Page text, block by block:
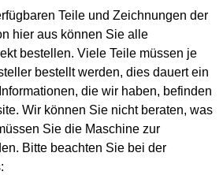
Teile und Zeichnungen der
hier aus können Sie alle
bestellen. Viele Teile müssen je
bestellt werden, dies dauert ein
die wir haben, befinden
Wir können Sie nicht beraten, was
Sie die Maschine zur
Bitte beachten Sie bei der